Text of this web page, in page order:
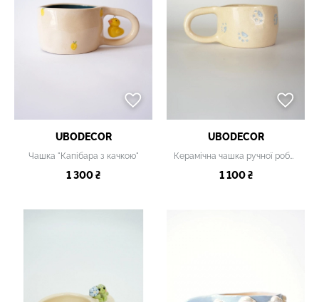
UBODECOR
Чашка "Капібара з качкою"
1 300 ₴
UBODECOR
1 100 ₴